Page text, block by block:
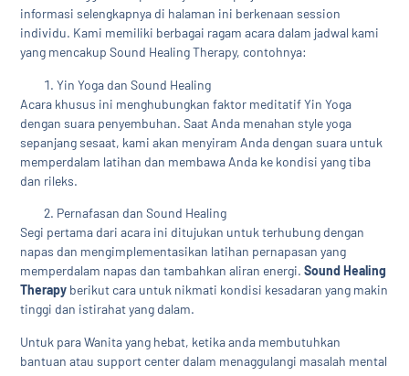
informasi selengkapnya di halaman ini berkenaan session
individu. Kami memiliki berbagai ragam acara dalam jadwal kami
yang mencakup Sound Healing Therapy, contohnya:
Yin Yoga dan Sound Healing
Acara khusus ini menghubungkan faktor meditatif Yin Yoga
dengan suara penyembuhan. Saat Anda menahan style yoga
sepanjang sesaat, kami akan menyiram Anda dengan suara untuk
memperdalam latihan dan membawa Anda ke kondisi yang tiba
dan rileks.
Pernafasan dan Sound Healing
Segi pertama dari acara ini ditujukan untuk terhubung dengan
napas dan mengimplementasikan latihan pernapasan yang
memperdalam napas dan tambahkan aliran energi.Sound Healing
Therapy berikut cara untuk nikmati kondisi kesadaran yang makin
tinggi dan istirahat yang dalam.
Untuk para Wanita yang hebat, ketika anda membutuhkan
bantuan atau support center dalam menaggulangi masalah mental